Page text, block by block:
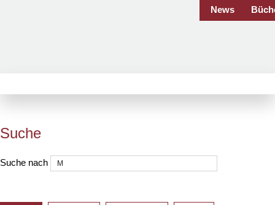
News
Suche
Suche nach